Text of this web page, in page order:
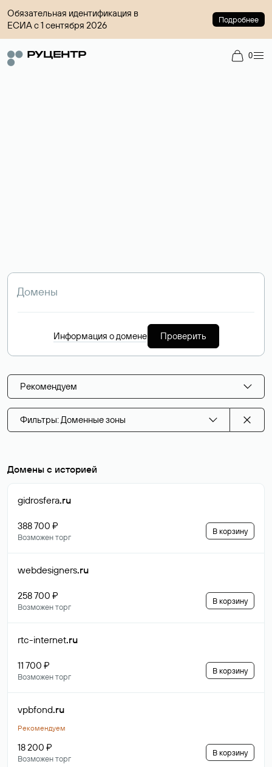
Обязательная идентификация в
ЕСИА с 1 сентября 2026
Подробнее
0
Информация о домене Проверить
Рекомендуем
Фильтры: Доменные зоны
Домены с историей
gidrosfera.ru
388 700 ₽
Возможен торг
В корзину
webdesigners.ru
258 700 ₽
Возможен торг
В корзину
rtc-internet.ru
11 700 ₽
Возможен торг
В корзину
vpbfond.ru
Рекомендуем
18 200 ₽
Возможен торг
В корзину